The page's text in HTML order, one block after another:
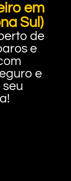
em
Sul)
de
e
e